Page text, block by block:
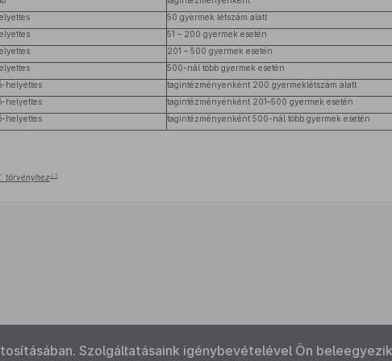
50 gyermek létszám alatt
51 – 200 gyermek esetén
201 – 500 gyermek esetén
500-nál több gyermek esetén
helyettes tagintézményenként 200 gyermeklétszám alatt
helyettes tagintézményenként 201–500 gyermek esetén
helyettes tagintézményenként 500-nál több gyermek esetén
törvényhez 23
Szolgáltatásaink igénybevételével Ön